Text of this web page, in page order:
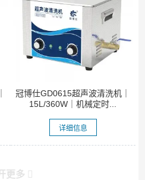
冠博仕GD0615超声波清洗机｜
15L/360W｜机械定时...
详细信息
更多